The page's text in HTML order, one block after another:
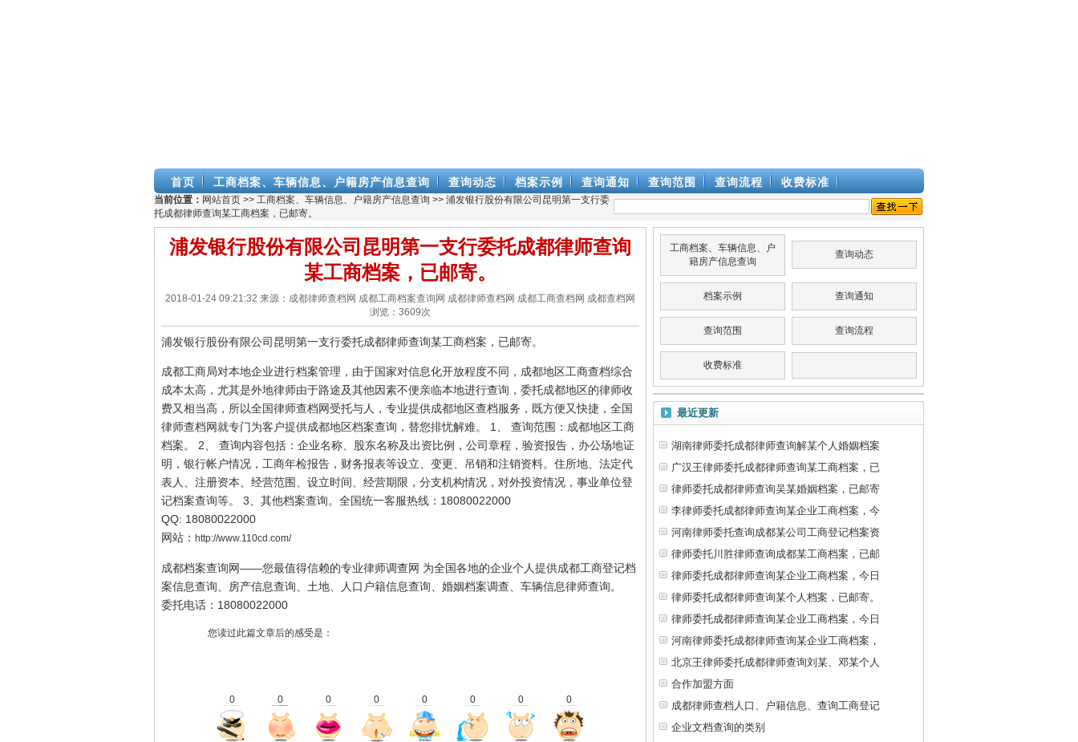
首页 工商档案、车辆信息、户籍房产信息查询 查询动态 档案示例 查询通知 查询范围 查询流程 收费标准
当前位置： 网站首页 >> 工商档案、车辆信息、户籍房产信息查询 >> 浦发银行股份有限公司昆明第一支行委
托成都律师查询某工商档案，已邮寄。
浦发银行股份有限公司昆明第一支行委托成都律师查询
某工商档案，已邮寄。
2018-01-24 09:21:32 来源：成都律师查档网 成都工商档案查询网 成都律师查档网 成都工商查档网 成都查档网
浏览： 3609次
浦发银行股份有限公司昆明第一支行委托成都律师查询某工商档案，已邮寄。
成都工商局对本地企业进行档案管理，由于国家对信息化开放程度不同，成都地区工商查档综合
成本太高，尤其是外地律师由于路途及其他因素不便亲临本地进行查询，委托成都地区的律师收
费又相当高，所以全国律师查档网受托与人，专业提供成都地区查档服务，既方便又快捷，全国
律师查档网就专门为客户提供成都地区档案查询，替您排忧解难。 1、 查询范围：成都地区工商
档案。 2、 查询内容包括：企业名称、股东名称及出资比例，公司章程，验资报告，办公场地证
明，银行帐户情况，工商年检报告，财务报表等设立、变更、吊销和注销资料。住所地、法定代
表人、注册资本、经营范围、设立时间、经营期限，分支机构情况，对外投资情况，事业单位登
记档案查询等。 3、其他档案查询。全国统一客服热线：18080022000
QQ: 18080022000
网站： http://www.110cd.com/
成都档案查询网——您最值得信赖的专业律师调查网 为全国各地的企业个人提供成都工商登记档
案信息查询、房产信息查询、土地、人口户籍信息查询、婚姻档案调查、车辆信息律师查询。
委托电话：18080022000
您读过此篇文章后的感受是：
0 0 0 0 0 0 0 0
工商档案、车辆信息、户
籍房产信息查询
查询动态
档案示例 查询通知
查询范围 查询流程
收费标准
最近更新
湖南律师委托成都律师查询解某个人婚姻档案
广汉王律师委托成都律师查询某工商档案，已
律师委托成都律师查询吴某婚姻档案，已邮寄
李律师委托成都律师查询某企业工商档案，今
河南律师委托查询成都某公司工商登记档案资
律师委托川胜律师查询成都某工商档案，已邮
律师委托成都律师查询某企业工商档案，今日
律师委托成都律师查询某个人档案，已邮寄。
律师委托成都律师查询某企业工商档案，今日
河南律师委托成都律师查询某企业工商档案，
北京王律师委托成都律师查询刘某、邓某个人
合作加盟方面
成都律师查档人口、户籍信息、查询工商登记
企业文档查询的类别